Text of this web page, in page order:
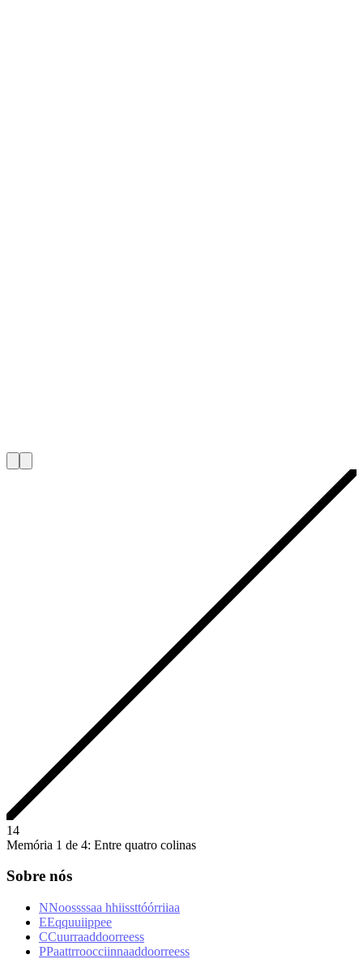
14
Memória 1 de 4: Entre quatro colinas
Sobre nós
NNoossssaa hhiissttóórriiaa
EEqquuiippee
CCuurraaddoorreess
PPaattrroocciinnaaddoorreess